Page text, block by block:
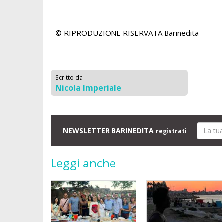
© RIPRODUZIONE RISERVATA Barinedita
Scritto da
Nicola Imperiale
NEWSLETTER BARINEDITA registrati
Leggi anche